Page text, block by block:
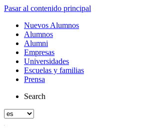
Pasar al contenido principal
Nuevos Alumnos
Alumnos
Alumni
Empresas
Universidades
Escuelas y familias
Prensa
Search